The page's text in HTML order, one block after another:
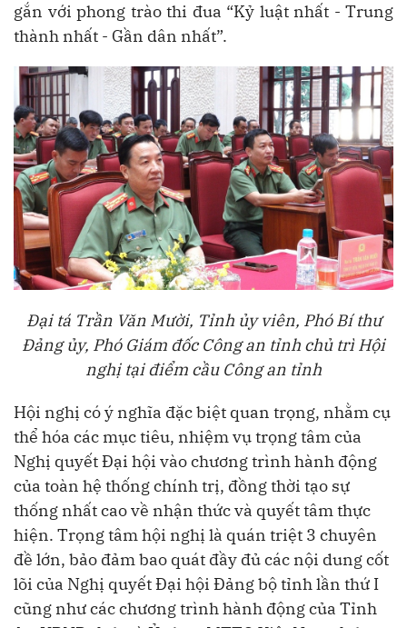
gắn với phong trào thi đua “Kỷ luật nhất - Trung
thành nhất - Gần dân nhất”.
Đại tá Trần Văn Mười, Tỉnh ủy viên, Phó Bí thư
Đảng ủy, Phó Giám đốc Công an tỉnh chủ trì Hội
nghị tại điểm cầu Công an tỉnh
Hội nghị có ý nghĩa đặc biệt quan trọng, nhằm cụ
thể hóa các mục tiêu, nhiệm vụ trọng tâm của
Nghị quyết Đại hội vào chương trình hành động
của toàn hệ thống chính trị, đồng thời tạo sự
thống nhất cao về nhận thức và quyết tâm thực
hiện. Trọng tâm hội nghị là quán triệt 3 chuyên
đề lớn, bảo đảm bao quát đầy đủ các nội dung cốt
lõi của Nghị quyết Đại hội Đảng bộ tỉnh lần thứ I
cũng như các chương trình hành động của Tỉnh